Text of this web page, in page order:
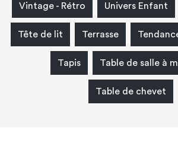
Vintage - Rétro Univers Enfant
Tête de lit Terrasse
Tapis Table de salle à
Table de chevet